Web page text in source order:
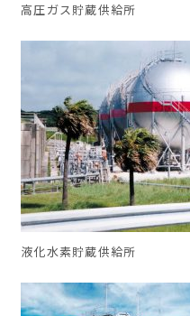
高圧ガス貯蔵供給所
液化水素貯蔵供給所